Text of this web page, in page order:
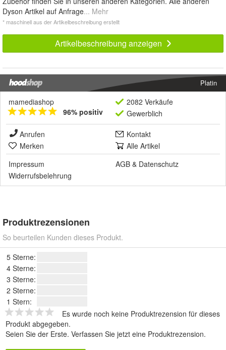
Dyson Artikel auf Anfrage... Mehr
* maschinell aus der Artikelbeschreibung erstellt
Artikelbeschreibung anzeigen
Platin
mamediashop
96% positiv
2082 Verkäufe
Gewerblich
Anrufen
Kontakt
Merken
Alle Artikel
Impressum
AGB & Datenschutz
Widerrufsbelehrung
Produktrezensionen
So beurteilen Kunden dieses Produkt.
5 Sterne:
4 Sterne:
3 Sterne:
2 Sterne:
1 Stern:
Es wurde noch keine Produktrezension für dieses
Produkt abgegeben.
Seien Sie der Erste. Verfassen Sie jetzt eine Produktrezension.